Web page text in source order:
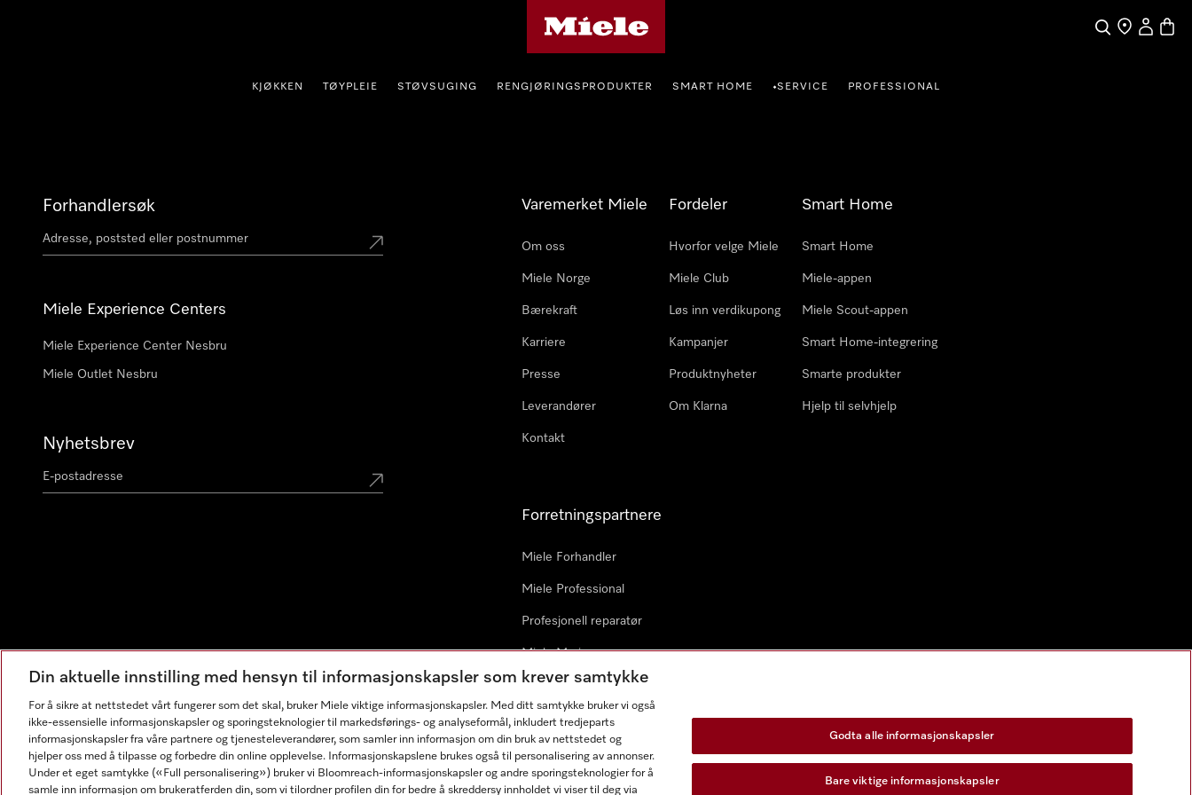
Søk
Finn enMin Konto
KJØKKEN TØYPLEIE STØVSUGING RENGJØRINGSPRODUKTER SMART HOME •SERVICE PROFESSIONAL
Forhandlersøk
Miele Experience Centers
Miele Experience Center Nesbru
Miele Outlet Nesbru
Nyhetsbrev
Varemerket Miele
Om oss
Miele Norge
Bærekraft
Karriere
Presse
Leverandører
Kontakt
Fordeler
Hvorfor velge Miele
Miele Club
Løs inn verdikupong
Kampanjer
Produktnyheter
Om Klarna
Smart Home
Smart Home
Miele-appen
Miele Scout-appen
Smart Home-integrering
Smarte produkter
Hjelp til selvhjelp
Forretningspartnere
Miele Forhandler
Miele Professional
Profesjonell reparatør
Miele Marine
Arkitekter & byggherrer
Din aktuelle innstilling med hensyn til informasjonskapsler som krever samtykke
For å sikre at nettstedet vårt fungerer som det skal, bruker Miele viktige informasjonskapsler. Med ditt samtykke bruker vi også
ikke-essensielle informasjonskapsler og sporingsteknologier til markedsførings- og analyseformål, inkludert tredjeparts
informasjonskapsler fra våre partnere og tjenesteleverandører, som samler inn informasjon om din bruk av nettstedet og
hjelper oss med å tilpasse og forbedre din online opplevelse. Informasjonskapslene brukes også til personalisering av annonser.
Under et eget samtykke («Full personalisering») bruker vi Bloomreach-informasjonskapsler og andre sporingsteknologier for å
samle inn informasjon om brukeratferden din, som vi tilordner profilen din for bedre å skreddersy innholdet vi viser til deg via
Godta alle informasjonskapsler
Bare viktige informasjonskapsler